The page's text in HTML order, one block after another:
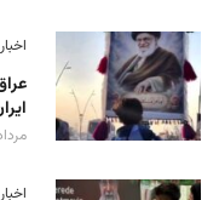
اخبار
مرداد 5,
اخبار